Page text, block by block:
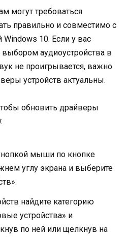
могут требоваться
правильно и совместимо с
10. Если у вас
аудиоустройства в
не проигрывается, важно
устройств актуальны.
обновить драйверы
мыши по кнопке
углу экрана и выберите
найдите категорию
устройства» и
по ней или щелкнув на